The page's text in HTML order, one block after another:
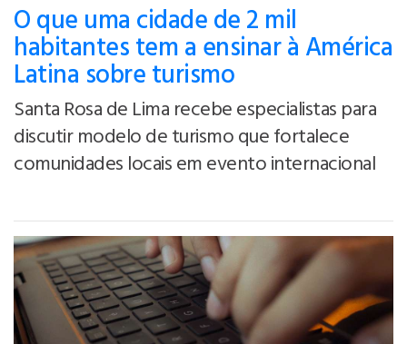
O que uma cidade de 2 mil
habitantes tem a ensinar à América
Latina sobre turismo
Santa Rosa de Lima recebe especialistas para
discutir modelo de turismo que fortalece
comunidades locais em evento internacional